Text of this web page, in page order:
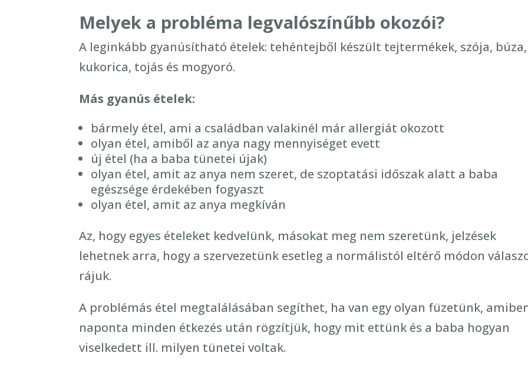
Melyek a probléma legvalószínűbb okozói?
A leginkább gyanúsítható ételek: tehéntejből készült tejtermékek, szója, búza,
kukorica, tojás és mogyoró.
Más gyanús ételek:
bármely étel, ami a családban valakinél már allergiát okozott
olyan étel, amiből az anya nagy mennyiséget evett
új étel (ha a baba tünetei újak)
olyan étel, amit az anya nem szeret, de szoptatási időszak alatt a baba
egészsége érdekében fogyaszt
olyan étel, amit az anya megkíván
Az, hogy egyes ételeket kedvelünk, másokat meg nem szeretünk, jelzések
lehetnek arra, hogy a szervezetünk esetleg a normálistól eltérő módon
rájuk.
A problémás étel megtalálásában segíthet, ha van egy olyan füzetünk,
naponta minden étkezés után rögzítjük, hogy mit ettünk és a baba hogyan
viselkedett ill. milyen tünetei voltak.